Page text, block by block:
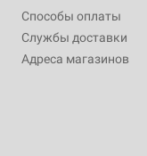
Способы оплаты
Службы доставки
Адреса магазинов